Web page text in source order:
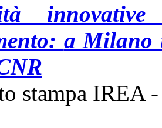
a Milano
stampa IREA